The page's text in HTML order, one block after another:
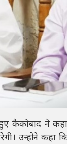
हुए कैकोबाद ने
उन्होंने कहा